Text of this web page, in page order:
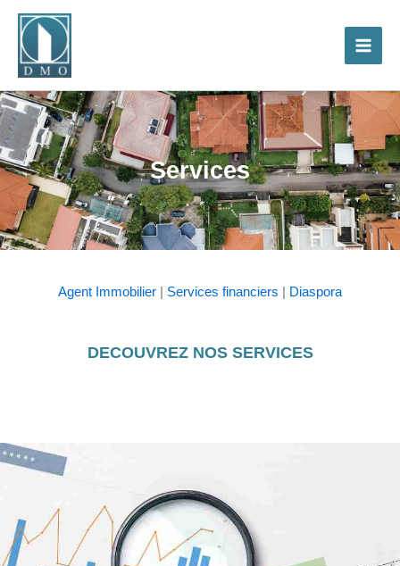
Aller
contenu
Services
Agent Immobilier Services financiers Diaspora
DECOUVREZ NOS SERVICES